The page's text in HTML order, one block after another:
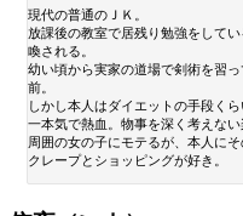
現代の普通のＪＫ。
放課後の教室で居残り勉強をして
喚される。
幼い頃から実家の道場で剣術を習
前。
しかし本人はダイエットの手段くら
一本気で熱血。物事を深く考えない
周囲の女の子にモテるが、本人にそ
クレープとショッピングが好き。